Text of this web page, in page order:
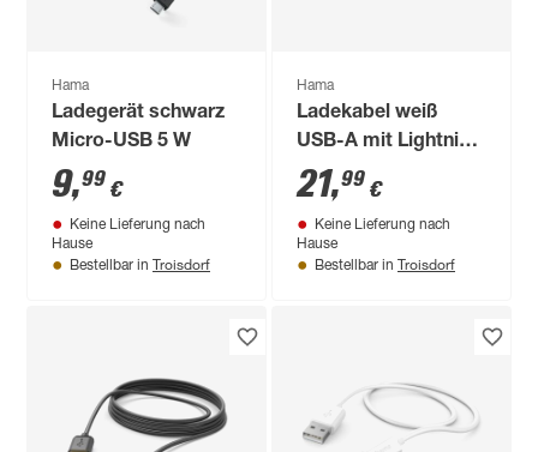
Hama
Ladegerät schwarz
Micro-USB 5 W
9,99 €
Keine Lieferung nach
Hause
Bestellbar in Troisdorf
Hama
Ladekabel weiß
USB-A mit Lightning
1,5 m
21,99 €
Keine Lieferung nach
Hause
Bestellbar in Troisdorf